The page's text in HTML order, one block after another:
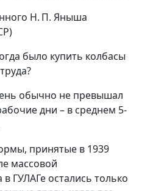
Н. П. Яныша
было купить колбасы
обычно не превышал
дни – в среднем 5-
принятые в 1939
массовой
ГУЛАГе остались только